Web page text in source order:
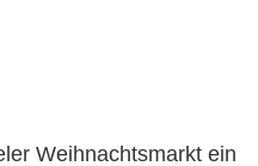
Weihnachtsmarkt ein